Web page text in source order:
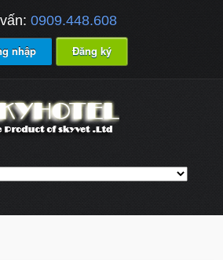
0909.448.608
nhập Đăng ký